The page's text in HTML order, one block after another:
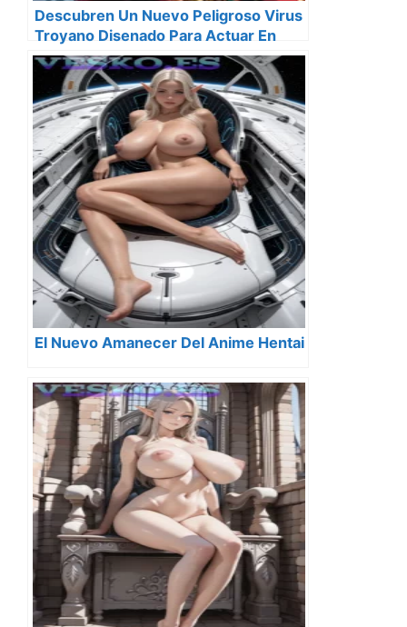
Descubren Un Nuevo Peligroso Virus
Troyano Disenado Para Actuar En
Dispostivos Android
El Nuevo Amanecer Del Anime Hentai